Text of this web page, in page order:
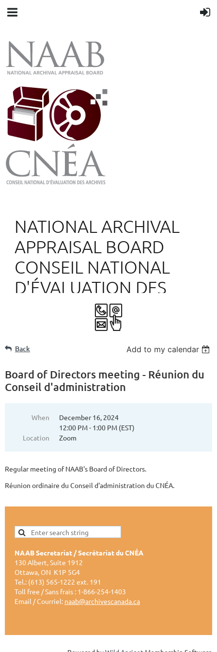
NATIONAL ARCHIVAL
APPRAISAL BOARD
CONSEIL NATIONAL
D'ÉVALUATION DES
Back Add to my calendar
Board of Directors meeting - Réunion du
Conseil d'administration
When
December 16, 2024
12:00 PM - 1:00 PM (EST)
Location
Zoom
Regular meeting of NAAB's Board of Directors.
Réunion ordinaire du Conseil d'administration du CNÉA.
NAAB Secretariat / Secrétariat du CNÉA
130 Albert, Suite 1912
Ottawa, ON K1P 5G4
Tel.: (613) 565-1222 ext. 191
Toll free / Sans frais : 1-866-254-1403
Email / Courriel: naab@archivescanada.ca